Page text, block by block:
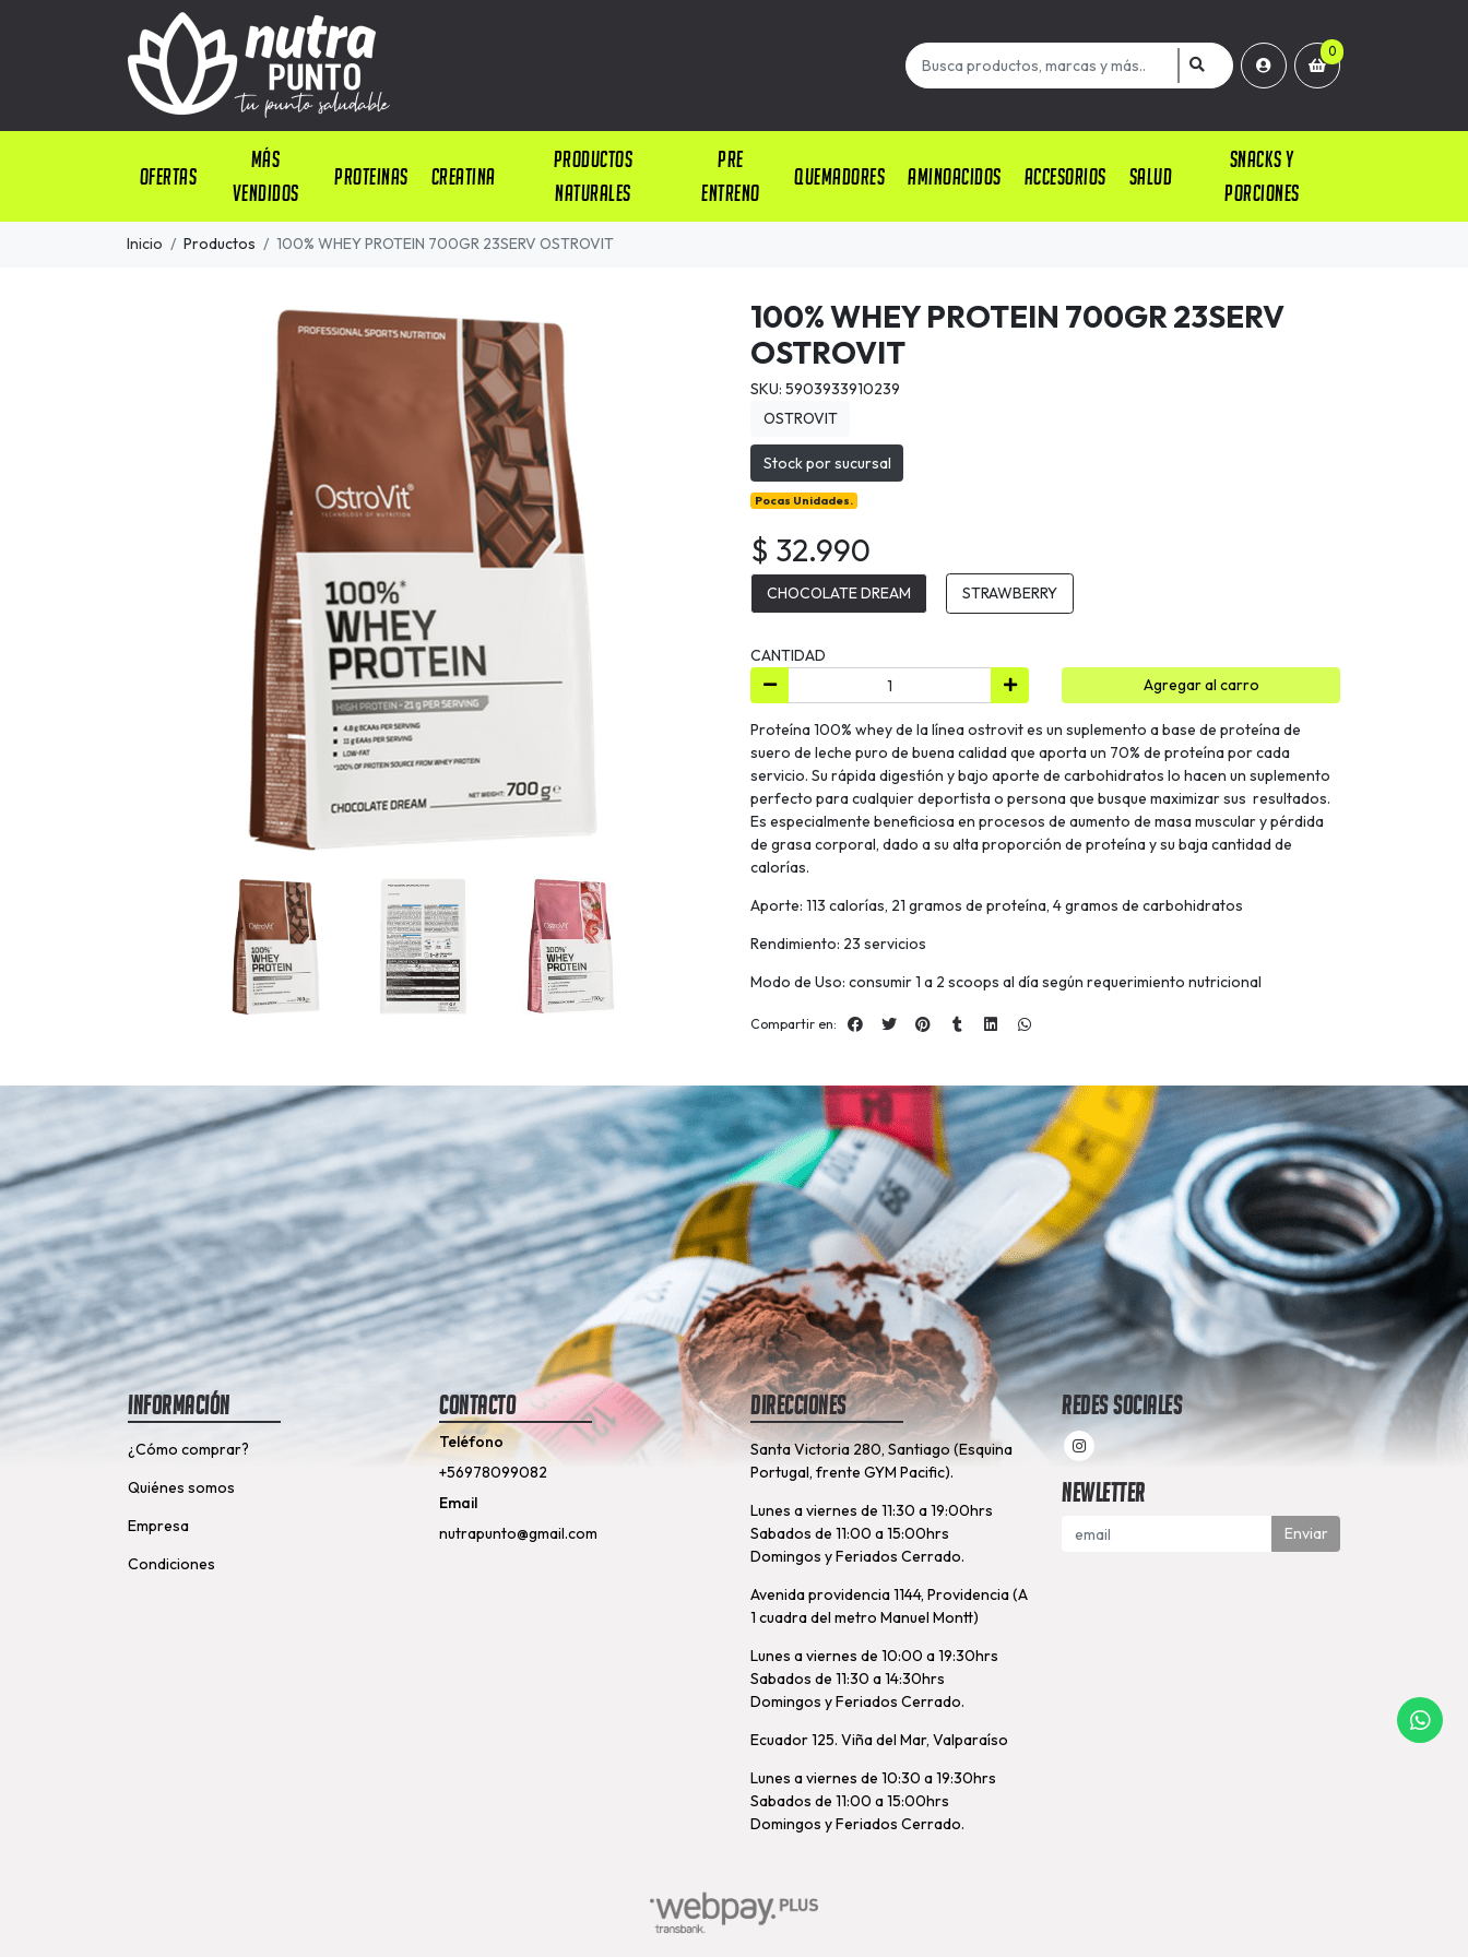
0
OFERTAS
Más
Vendidos
PROTEINAS CREATINA
PRODUCTOS
NATURALES
PRE
ENTRENO
QUEMADORES AMINOACIDOS ACCESORIOS SALUD
SNACKS Y
PORCIONES
Inicio Productos 100% WHEY PROTEIN 700GR 23SERV OSTROVIT
100% WHEY PROTEIN 700GR 23SERV
OSTROVIT
SKU: 5903933910239
OSTROVIT
Stock por sucursal
Pocas Unidades.
$ 32.990
CHOCOLATE DREAM STRAWBERRY
CANTIDAD
Agregar al carro
Proteína 100% whey de la línea ostrovit es un suplemento a base de proteína de
suero de leche puro de buena calidad que aporta un 70% de proteína por cada
servicio. Su rápida digestión y bajo aporte de carbohidratos lo hacen un suplemento
perfecto para cualquier deportista o persona que busque maximizar sus resultados.
Es especialmente beneficiosa en procesos de aumento de masa muscular y pérdida
de grasa corporal, dado a su alta proporción de proteína y su baja cantidad de
calorías.
Aporte: 113 calorías, 21 gramos de proteína, 4 gramos de carbohidratos
Rendimiento: 23 servicios
Modo de Uso: consumir 1 a 2 scoops al día según requerimiento nutricional
Compartir en:
Información
¿Cómo comprar?
Quiénes somos
Empresa
Condiciones
Contacto
Teléfono
+56978099082
Email
nutrapunto@gmail.com
Direcciones
Santa Victoria 280, Santiago (Esquina
Portugal, frente GYM Pacific).
Lunes a viernes de 11:30 a 19:00hrs
Sabados de 11:00 a 15:00hrs
Domingos y Feriados Cerrado.
Avenida providencia 1144, Providencia (A
1 cuadra del metro Manuel Montt)
Lunes a viernes de 10:00 a 19:30hrs
Sabados de 11:30 a 14:30hrs
Domingos y Feriados Cerrado.
Ecuador 125. Viña del Mar, Valparaíso
Lunes a viernes de 10:30 a 19:30hrs
Sabados de 11:00 a 15:00hrs
Domingos y Feriados Cerrado.
Redes Sociales
Newletter
Enviar